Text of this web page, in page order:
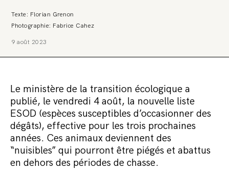
Texte: Florian Grenon
Photographie: Fabrice Cahez
9 août 2023
Le ministère de la transition écologique a
publié, le vendredi 4 août, la nouvelle liste
ESOD (espèces susceptibles d’occasionner des
dégâts), effective pour les trois prochaines
années. Ces animaux deviennent des
“nuisibles” qui pourront être piégés et abattus
en dehors des périodes de chasse.
🚨 L’heure est grave. Une
multinationale tente d’anéantir La
Relève et La Peste 🤯
Une procédure bâillon. Notre tort ? Avoir voulu protéger
l’anonymat d’un habitant inquiet pour sa santé. Et aujourd’hui elle
veut nous faire taire. Cette procédure bâillon vise à nous affaiblir et,
peut-être, à nous faire disparaître. Pour nous sauver, nous lançons
aujourd’hui une grande campagne de soutien avec un premier
objectif de vendre 2 000 livres en un mois.
Continuer de lire l’article